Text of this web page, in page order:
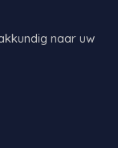
naar uw